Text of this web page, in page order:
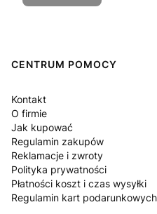
Linki w stopce
CENTRUM POMOCY
Kontakt
O firmie
Jak kupować
Regulamin zakupów
Reklamacje i zwroty
Polityka prywatności
Płatności koszt i czas wysyłki
Regulamin kart podarunkowych